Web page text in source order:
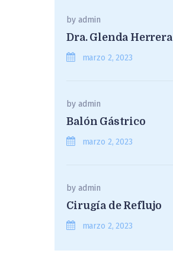
byadmin
Dra. Glenda Herrera
marzo 2, 2023
byadmin
Balón Gástrico
marzo 2, 2023
byadmin
Cirugía de Reflujo
marzo 2, 2023